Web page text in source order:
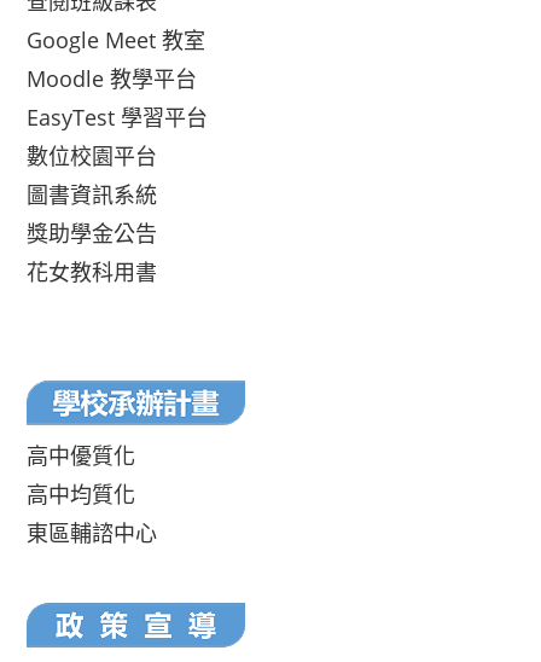
Google Meet 教室
Moodle 教學平台
EasyTest 學習平台
數位校園平台
圖書資訊系統
獎助學金公告
花女教科用書
高中優質化
高中均質化
東區輔諮中心